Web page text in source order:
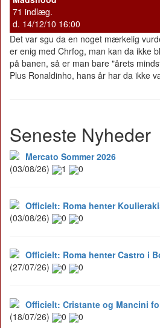
71 indlæg.
d. 14/12/10 16:00
Det var sgu da en noget mærkelig
er enig med Chrfog, man kan da ikke
på banen, så er man bare "årets
Plus Ronaldinho, hans år har da ikke
Seneste Nyheder
Mercato Sommer 2026
(03/08/26)
1 0
Officielt: Roma henter
(03/08/26)
0 0
Officielt: Roma henter Castro i
(27/07/26)
0 0
Officielt: Cristante og Mancini
(18/07/26)
0 0